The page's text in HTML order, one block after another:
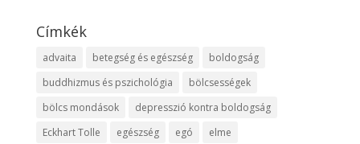
Címkék
advaita betegség és egészség
boldogság
buddhizmus és pszichológia
bölcsességek
bölcs mondások
depresszió kontra boldogság
Eckhart Tolle
egészség egó
elme